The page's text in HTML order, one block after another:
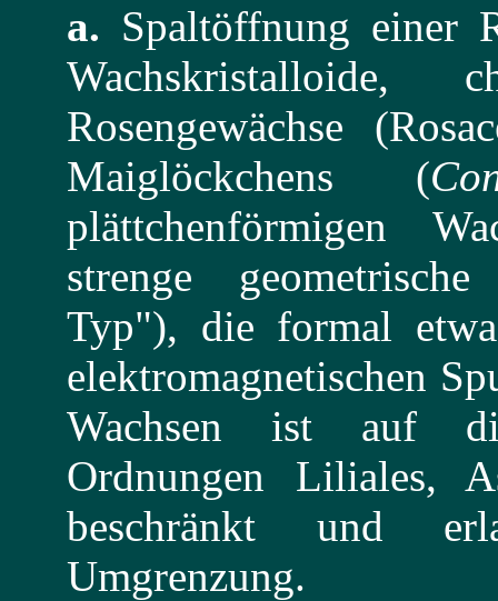
a. Spaltöffnung einer
Wachskristalloide,
Rosengewächse
Maiglöckchens (
plättchenförmigen
strenge
Typ"), die formal
elektromagnetischen
Wachsen ist auf
Ordnungen Liliales,
beschränkt und
Umgrenzung.